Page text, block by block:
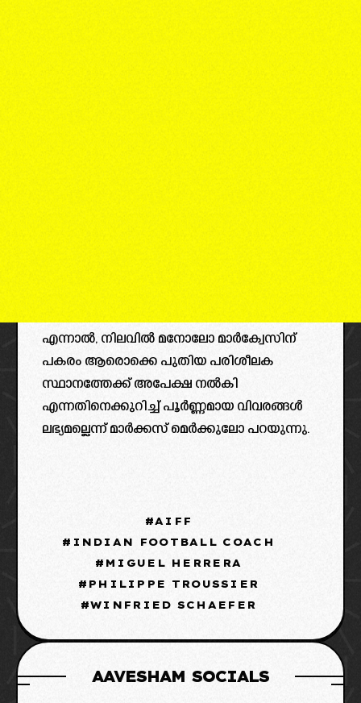
എന്നാൽ, നിലവിൽ മനോലോ മാർക്വേസിന്
പകരം ആരൊക്കെ പുതിയ പരിശീലക
സ്ഥാനത്തേക്ക് അപേക്ഷ നൽകി
എന്നതിനെക്കുറിച്ച് പൂർണ്ണമായ വിവരങ്ങൾ
ലഭ്യമല്ലെന്ന് മാർക്കസ് മെർക്കുലോ പറയുന്നു.
AIFF
INDIAN FOOTBALL COACH
MIGUEL HERRERA
PHILIPPE TROUSSIER
WINFRIED SCHAEFER
AAVESHAM SOCIALS